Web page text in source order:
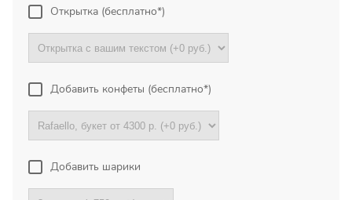
Огромное спасибо за
компетентную помощь в
выборе букета. Спасибо
большое. Доставка пришла
вовремя. Остаюсь Вашим
клиентом!
Тамара
Гидроторф,
область
Открытка (бесплатно*)
Добавить конфеты (бесплатно*)
Добавить шарики